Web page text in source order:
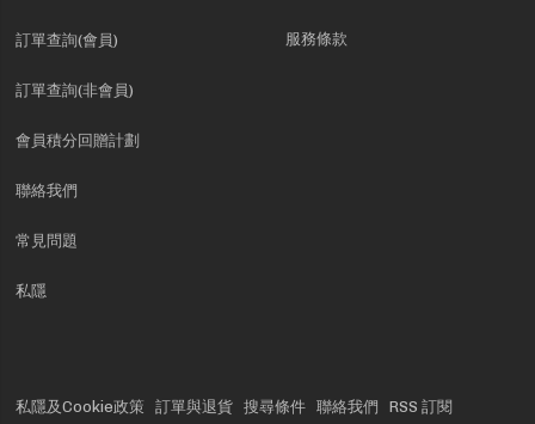
訂單查詢(會員)
訂單查詢(非會員)
會員積分回贈計劃
聯絡我們
常見問題
私隱
服務條款
私隱及Cookie政策 訂單與退貨 搜尋條件 聯絡我們
RSS 訂閱